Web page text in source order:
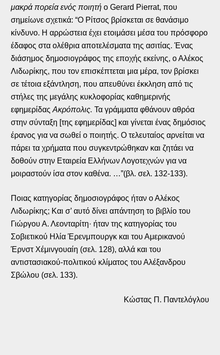
μακρά πορεία ενός ποιητή οGerard Pierrat,που
σημείωνε σχετικά: “Ο Ρίτσος βρίσκεται σε θανάσιμο
κίνδυνο. Η αρρώστεια έχει ετοιμάσει μέσα του πρόσφορο
έδαφος στα ολέθρια αποτελέσματα της ασιτίας. Ένας
διάσημος δημοσιογράφος της εποχής εκείνης, ο Αλέκος
Λιδωρίκης, που τον επισκέπτεται μια μέρα, τον βρίσκει
σε τέτοια εξάντληση, που απευθύνει έκκληση από τις
στήλες της μεγάλης κυκλοφορίας καθημερινής
εφημερίδαςΑκρόπολις.Τα γράμματα φθάνουν αθρόα
στην σύνταξη [της εφημερίδας] και γίνεται ένας δημόσιος
έρανος για να σωθεί ο ποιητής. Ο τελευταίος αρνείται να
πάρει τα χρήματα που συγκεντρώθηκαν και ζητάει να
δοθούν στην Εταιρεία Ελλήνων Λογοτεχνών για να
μοιραστούν ίσα στον καθένα. …”(βλ. σελ. 132-133).
Ποιας κατηγορίας δημοσιογράφος ήταν ο Αλέκος
Λιδωρίκης; Και σ’ αυτό δίνει απάντηση το βιβλίο του
Γιώργου Α. Λεονταρίτη· ήταν της κατηγορίας του
Σοβιετικού Ηλία Έρενμπουργκ και του Αμερικανού
Έρνστ Χέμινγουαίη (σελ. 128), αλλά και του
αντιστασιακού-πολιτικού κλίματος του Αλέξανδρου
Σβώλου (σελ. 133).
Κώστας Π. Παντελόγλου